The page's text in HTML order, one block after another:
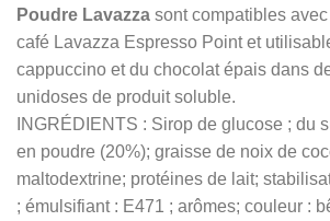
Poudre Lavazza sont compatibles
café Lavazza Espresso Point et
cappuccino et du chocolat épais dans
unidoses de produit soluble.
INGRÉDIENTS : Sirop de glucose ; du
en poudre (20%); graisse de noix de
maltodextrine; protéines de lait;
; émulsifiant : E471 ; arômes; couleur :